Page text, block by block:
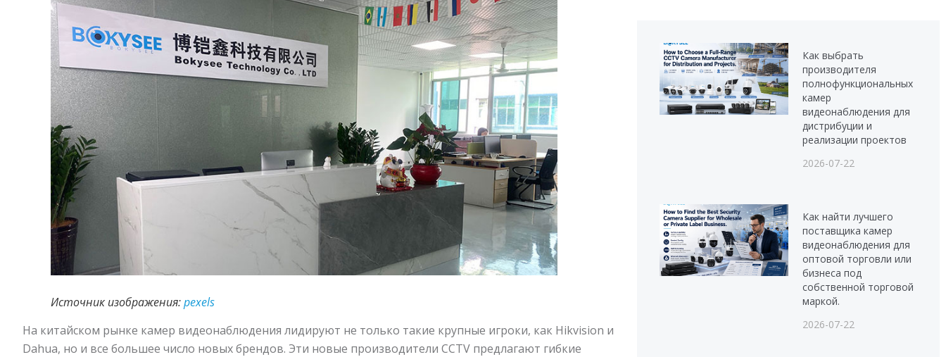
Источник изображения:pexels
На китайском рынке камер видеонаблюдения лидируют не только такие крупные игроки, как Hikvision и
Dahua, но и все большее число новых брендов. Эти новые производители CCTV предлагают гибкие
Как выбрать
производителя
полнофункциональных
камер
видеонаблюдения для
дистрибуции и
реализации проектов
2026-07-22
Как найти лучшего
поставщика камер
видеонаблюдения для
оптовой торговли или
бизнеса под
собственной торговой
маркой.
2026-07-22